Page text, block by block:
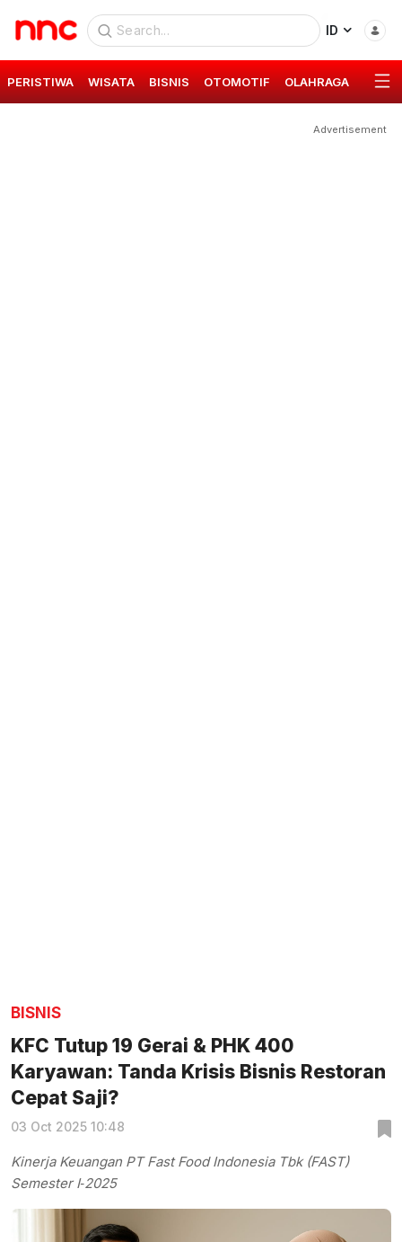
ID
PERISTIWA WISATA BISNIS OTOMOTIF OLAHRAGA GAYA
Advertisement
BISNIS
KFC Tutup 19 Gerai & PHK 400
Karyawan: Tanda Krisis Bisnis Restoran
Cepat Saji?
03 Oct 2025 10:48
Kinerja Keuangan PT Fast Food Indonesia Tbk (FAST)
Semester I‑2025